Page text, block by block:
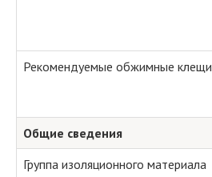
Рекомендуемые обжимные клещи
Общие сведения
Группа изоляционного материала